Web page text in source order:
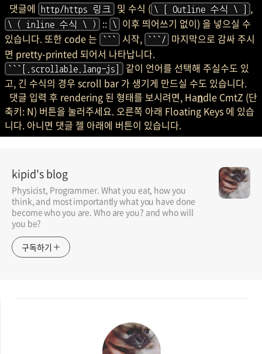
댓글에 http/https 링크 및 수식 ( \ [ Outline 수식 \ ] ,
\ ( inline 수식 \ ) :: \
이후 띄어쓰기 없이) 을 넣으실 수
있습니다. 또한 code 는
``` 시작, ```/
마지막으로 감싸 주시
면 pretty-printed 되어서 나타납니다.
```[.scrollable.lang-js]
같이 언어를 선택해 주실수도 있
고, 긴 수식의 경우 scroll bar 가 생기게 만드실 수도 있습니다.
댓글 입력 후 rendering 된 형태를 보시려면, Handle CmtZ (단
축키: N) 버튼을 눌러주세요. 오른쪽 아래 Floating Keys 에 있습
니다. 아니면 댓글 젤 아래에 버튼이 있습니다.
kipid's blog
Physicist, Programmer. What you eat, how you
think, and most importantly what you have done
become who you are. Who are you? and who will
you be?
구독하기